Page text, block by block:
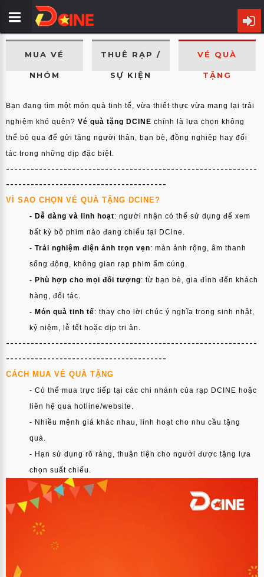
CHIẾU
PHIM
CỤM
RẠP
ƯU
ĐÃI
TIN
ĐIỆN
ẢNH
THÀNH
VIÊN
FAQS
LIÊN
HỆ
EN
MUA VÉ
NHÓM
THUÊ RẠP /
SỰ KIỆN
VÉ QUÀ
TẶNG
Bạn đang tìm một món quà tinh tế, vừa thiết thực vừa mang lại trải
nghiệm khó quên? Vé quà tặng DCINE chính là lựa chọn không
thể bỏ qua để gửi tặng người thân, bạn bè, đồng nghiệp hay đối
tác trong những dịp đặc biệt.
-------------------------------------------------------------
---------------------------------------
VÌ SAO CHỌN VÉ QUÀ TẶNG DCINE?
- Dễ dàng và linh hoạt: người nhận có thể sử dụng để xem
bất kỳ bộ phim nào đang chiếu tại DCine.
- Trải nghiệm điện ảnh trọn vẹn: màn ảnh rộng, âm thanh
sống động, không gian rạp phim ấm cúng.
- Phù hợp cho mọi đối tượng: từ bạn bè, gia đình đến khách
hàng, đối tác.
- Món quà tinh tế: thay cho lời chúc ý nghĩa trong sinh nhật,
kỷ niệm, lễ tết hoặc dịp tri ân.
-------------------------------------------------------------
---------------------------------------
CÁCH MUA VÉ QUÀ TẶNG
- Có thể mua trực tiếp tại các chi nhánh của rạp DCINE hoặc
liên hệ qua hotline/website.
- Nhiều mệnh giá khác nhau, linh hoạt cho nhu cầu tặng
quà.
- Hạn sử dụng rõ ràng, thuận tiện cho người được tặng lựa
chọn suất chiếu.